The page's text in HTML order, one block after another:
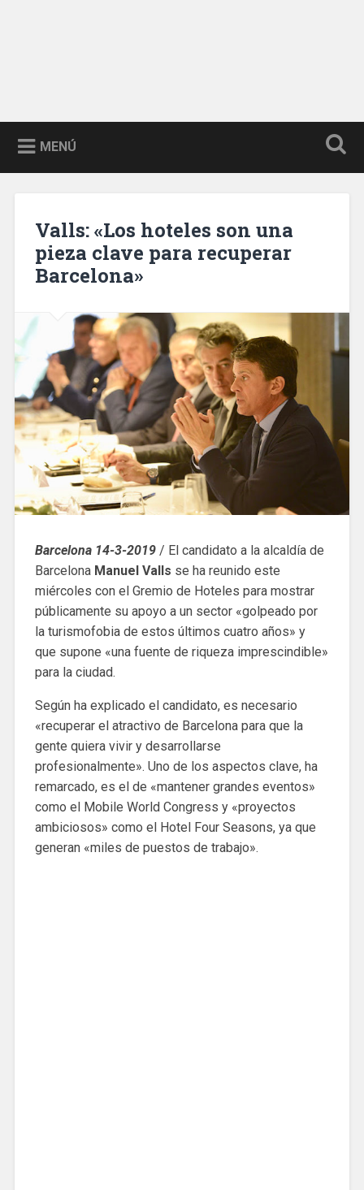
MENÚ
Valls: «Los hoteles son una
pieza clave para recuperar
Barcelona»
Barcelona 14-3-2019/ El candidato a la alcaldía de
Barcelona Manuel Valls se ha reunido este
miércoles con el Gremio de Hoteles para mostrar
públicamente su apoyo a un sector «golpeado por
la turismofobia de estos últimos cuatro años» y
que supone «una fuente de riqueza imprescindible»
para la ciudad.
Según ha explicado el candidato, es necesario
«recuperar el atractivo de Barcelona para que la
gente quiera vivir y desarrollarse
profesionalmente». Uno de los aspectos clave, ha
remarcado, es el de «mantener grandes eventos»
como el Mobile World Congress y «proyectos
ambiciosos» como el Hotel Four Seasons, ya que
generan «miles de puestos de trabajo».